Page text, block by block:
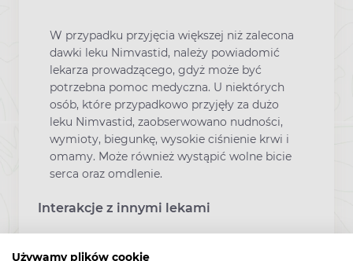
Używamy plików cookie
W przypadku przyjęcia większej niż zalecona
dawki leku Nimvastid, należy powiadomić
lekarza prowadzącego, gdyż może być
potrzebna pomoc medyczna. U niektórych
osób, które przypadkowo przyjęły za dużo
leku Nimvastid, zaobserwowano nudności,
wymioty, biegunkę, wysokie ciśnienie krwi i
omamy. Może również wystąpić wolne bicie
serca oraz omdlenie.
Interakcje z innymi lekami
Należy powiedzieć lekarzowi lub farmaceucie